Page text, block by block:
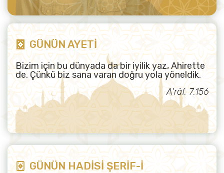
GÜNÜN AYETİ
Bizim için bu dünyada da bir iyilik yaz, Ahirette
de. Çünkü biz sana varan doğru yola yöneldik.
A'râf, 7,156
GÜNÜN HADİSİ ŞERİF-İ